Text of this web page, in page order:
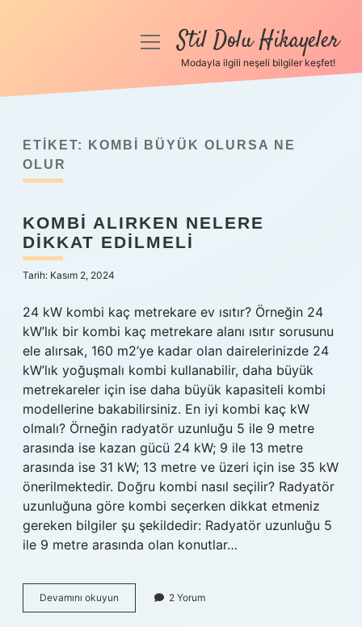
Anasayfa
Yasal Uyarı
menüyüStil Dolu Hikayeler
Modayla ilgili neşeli bilgiler keşfet!
ETIKET:
KOMBI BÜYÜK OLURSA NE
OLUR
KOMBI ALIRKEN NELERE
DIKKAT EDILMELI
Tarih: Kasım 2, 2024
24 kW kombi kaç metrekare ev ısıtır? Örneğin 24
kW’lık bir kombi kaç metrekare alanı ısıtır sorusunu
ele alırsak, 160 m2’ye kadar olan dairelerinizde 24
kW’lık yoğuşmalı kombi kullanabilir, daha büyük
metrekareler için ise daha büyük kapasiteli kombi
modellerine bakabilirsiniz. En iyi kombi kaç kW
olmalı? Örneğin radyatör uzunluğu 5 ile 9 metre
arasında ise kazan gücü 24 kW; 9 ile 13 metre
arasında ise 31 kW; 13 metre ve üzeri için ise 35 kW
önerilmektedir. Doğru kombi nasıl seçilir? Radyatör
uzunluğuna göre kombi seçerken dikkat etmeniz
gereken bilgiler şu şekildedir: Radyatör uzunluğu 5
ile 9 metre arasında olan konutlar…
Devamını okuyun
Alırken
2 Yorum